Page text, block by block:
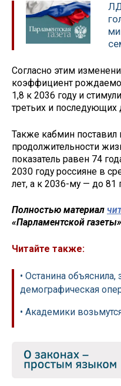
Согласно этим
коэффициент
1,8 к 2036 году и
третьих и последующих
Также кабмин
продолжительности
показатель равен 74
2030 году россияне в
лет, а к 2036-му — до 81
Полностью материал
«Парламентской
Читайте также:
• Останина
демографическая
• Академики